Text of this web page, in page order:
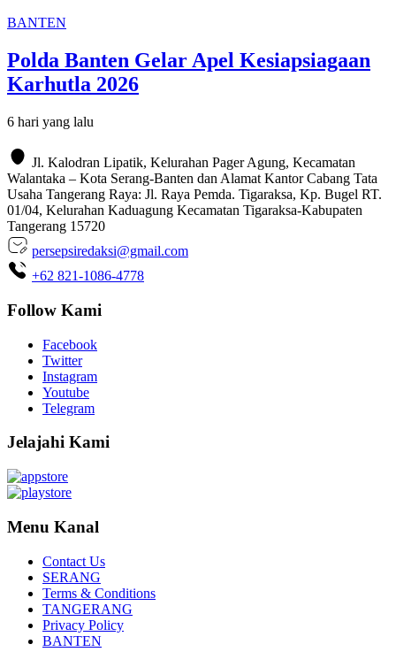
BANTEN
Polda Banten Gelar Apel Kesiapsiagaan
Karhutla 2026
6 hari yang lalu
Jl. Kalodran Lipatik, Kelurahan Pager Agung, Kecamatan
Walantaka – Kota Serang-Banten dan Alamat Kantor Cabang Tata
Usaha Tangerang Raya: Jl. Raya Pemda. Tigaraksa, Kp. Bugel RT.
01/04, Kelurahan Kaduagung Kecamatan Tigaraksa-Kabupaten
Tangerang 15720
persepsiredaksi@gmail.com
+62 821-1086-4778
Follow Kami
Facebook
Twitter
Instagram
Youtube
Telegram
Jelajahi Kami
Menu Kanal
Contact Us
SERANG
Terms & Conditions
TANGERANG
Privacy Policy
BANTEN